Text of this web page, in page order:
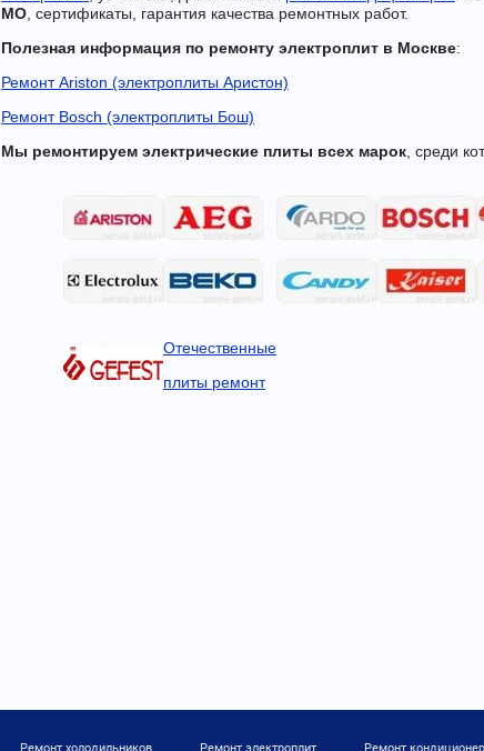
МО , сертификаты, гарантия качества ремонтных работ.
Полезная информация по ремонту электроплит в Москве:
Ремонт Ariston (электроплиты Аристон)
Ремонт Bosch (электроплиты Бош)
Мы ремонтируем электрические плиты всех марок , среди
Отечественные
плиты ремонт